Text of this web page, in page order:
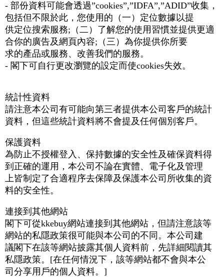
- 部份資料可能會透過”cookies”,”IDFA”,”ADID”收集，
包括但不限於此，您使用的（一）定位數據以提
供定位搜索服務;（二）了解您的使用習慣並提供更適
合你的廣告及網頁內容;（三）為你提供你所要
求的產品或服務、改善我們的服務。
- 閣下可自行更改瀏覽的設定而使cookies失效。
統計性資料
請注意本公司有可能向第三者提供本公司客戶的統計
資料，但這些統計資料將不會提及任何個別客戶。
保護資料
為防止不授權登入、保持數據的安全性及確保資料得
到正確的運用，本公司不論在實體、電子化及管理
上皆制定了合適程序去保障及保護本公司所收集的資
料的安全性。
連接到其他網站
閣下可從kkebuy網站連接到其他網站，但請注意該等
網站的私隱政策很可能與本公司的不同。本公司建
議閣下在該等網站披露其個人資料前，先詳細閱讀其
私隱政策。[在任何情況下，該等網站都不會與本公
司分享用戶的個人資料。]